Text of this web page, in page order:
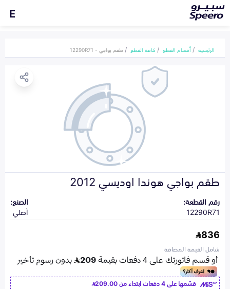
E
الرئيسية أقسام القطع كافة القطع طقم بواجي - 12290R71
طقم بواجي هوندا اوديسي 2012
رقم القطعة:
12290R71
الصنع:
أصلي
836
شامل القيمة المضافة
قسّمها على 4 دفعات ابتداء من
209.00